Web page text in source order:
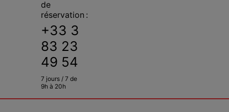
de
réservation :
+33 3
83 23
49 54
7 jours / 7 de
9h à 20h